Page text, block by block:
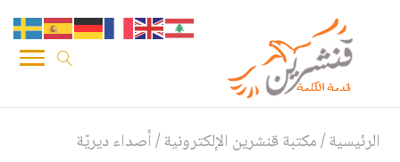
الرئيسية/مكتبة قنشرين الإلكترونية/أصداء ديريّة